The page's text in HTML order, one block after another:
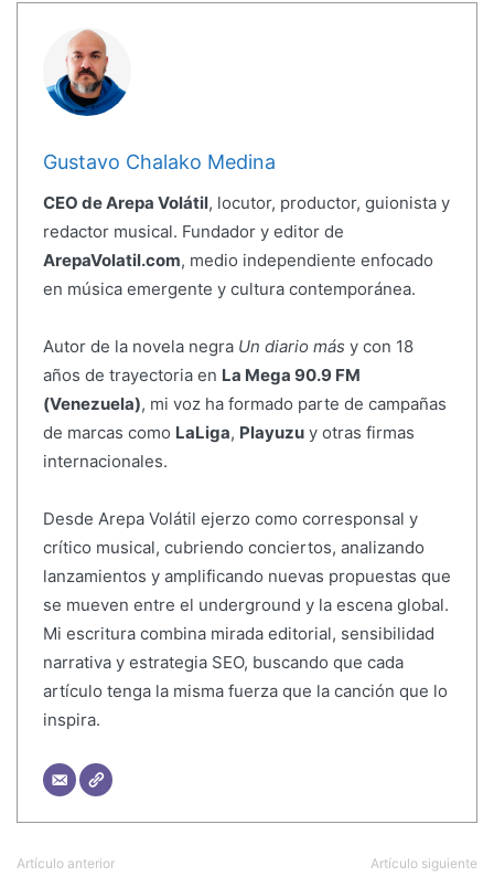
Gustavo Chalako Medina
CEO de Arepa Volátil, locutor, productor, guionista y
redactor musical. Fundador y editor de
ArepaVolatil.com, medio independiente enfocado
en música emergente y cultura contemporánea.
Autor de la novela negra Un diario más y con 18
años de trayectoria en La Mega 90.9 FM
(Venezuela), mi voz ha formado parte de campañas
de marcas como LaLiga, Playuzuy otras firmas
internacionales.
Desde Arepa Volátil ejerzo como corresponsal y
crítico musical, cubriendo conciertos, analizando
lanzamientos y amplificando nuevas propuestas que
se mueven entre el underground y la escena global.
Mi escritura combina mirada editorial, sensibilidad
narrativa y estrategia SEO, buscando que cada
artículo tenga la misma fuerza que la canción que lo
inspira.
Artículo anterior Artículo siguiente